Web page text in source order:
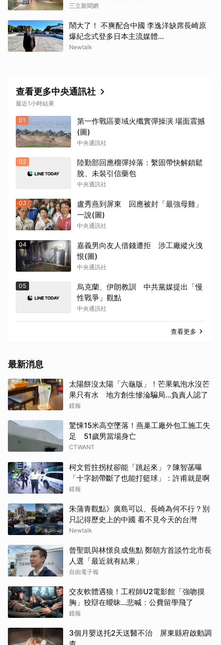
三立新聞網
鬧大了！ 不爽配合中國 李逸洋缺席長崎原
爆紀念式登多日本主流媒體...
Newtalk
查看更多中央通訊社
最近1小時結果
01
第一作戰區要域火殲實彈操演 場面震撼
(圖)
中央通訊社
02
陸勤部回應榴彈掉落：繫固帶快解鎖鬆
脫、未裝引信藥包
中央通訊社
03
盧秀燕到屏東 回應被封「最強母雞」
一說(圖)
中央通訊社
04
嘉義男向友人借錢遭拒 涉工廠縱火洩
恨(圖)
中央通訊社
05
烏克蘭、伊朗教訓 中共黨媒提出「慢
性戰爭」觀點
中央通訊社
查看更多
最新消息
太陽餅沒太陽「六龜版」！芒果氣泡水沒芒
果只有水 地方創生慘淪騙局...負責人認了
鏡報
驚悚15米高空墜落！燕巢工廠外包工施工失
足 51歲男當場身亡
CTWANT
柯文哲拄拐杖卻能「跳起來」？陳智菡曝
「十字韌帶斷了也能打籃球」：許甫就是啊
鏡報
朱蒲青觀點》廣島可以、長崎為何不行？別
只記得歷史上的中國 看不見今天的台灣
Newtalk
曾聖凱與林憬良成焦點 鄭朝方首談竹北市長
人選「最近就有結果」
自由電子報
交友軟體遇狼！工程師U2電影館「強吻摸
胸」狡辯在曖昧...悲喊：公費留學飛了
鏡報
3個月嬰送托2天送醫不治 屏東縣府啟動調
取消